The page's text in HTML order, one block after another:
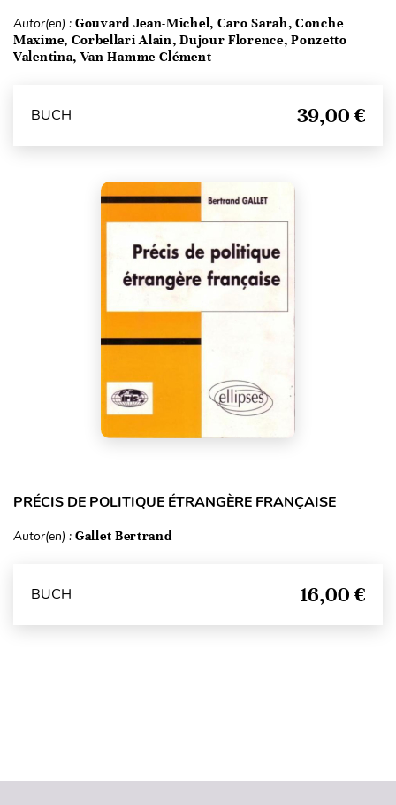
Autor(en) : Gouvard Jean-Michel, Caro Sarah, Conche
Maxime, Corbellari Alain, Dujour Florence, Ponzetto
Valentina, Van Hamme Clément
BUCH 39,00 €
PRÉCIS DE POLITIQUE ÉTRANGÈRE FRANÇAISE
Autor(en) : Gallet Bertrand
BUCH 16,00 €